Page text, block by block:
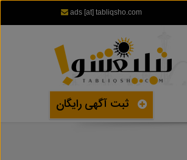
ads [at] tabliqsho.com
ثبت آگهی رایگان